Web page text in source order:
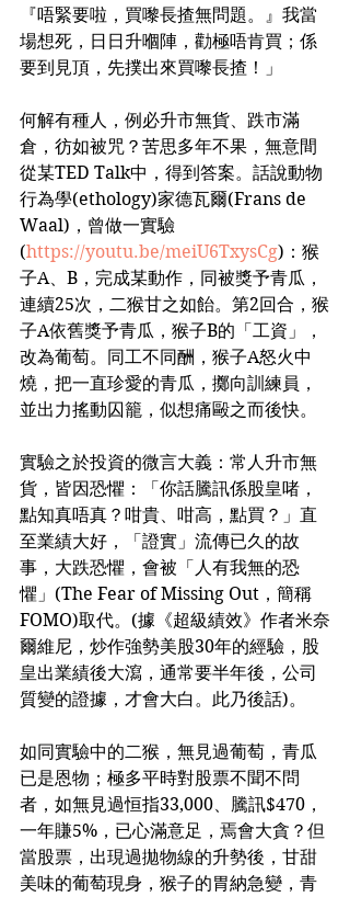
『唔緊要啦，買嚟長揸無問題。』我當
場想死，日日升嗰陣，勸極唔肯買；係
要到見頂，先撲出來買嚟長揸！」
何解有種人，例必升市無貨、跌市滿
倉，彷如被咒？苦思多年不果，無意間
從某TED Talk中，得到答案。話說動物
行為學(ethology)家德瓦爾(Frans de
Waal)，曾做一實驗
(https://youtu.be/meiU6TxysCg)：猴
子A、B，完成某動作，同被獎予青瓜，
連續25次，二猴甘之如飴。第2回合，猴
子A依舊獎予青瓜，猴子B的「工資」，
改為葡萄。同工不同酬，猴子A怒火中
燒，把一直珍愛的青瓜，擲向訓練員，
並出力搖動囚籠，似想痛毆之而後快。
實驗之於投資的微言大義：常人升市無
貨，皆因恐懼：「你話騰訊係股皇啫，
點知真唔真？咁貴、咁高，點買？」直
至業績大好，「證實」流傳已久的故
事，大跌恐懼，會被「人有我無的恐
懼」(The Fear of Missing Out，簡稱
FOMO)取代。(據《超級績效》作者米奈
爾維尼，炒作強勢美股30年的經驗，股
皇出業績後大瀉，通常要半年後，公司
質變的證據，才會大白。此乃後話)。
如同實驗中的二猴，無見過葡萄，青瓜
已是恩物；極多平時對股票不聞不問
者，如無見過恒指33,000、騰訊$470，
一年賺5%，已心滿意足，焉會大貪？但
當股票，出現過拋物線的升勢後，甘甜
美味的葡萄現身，猴子的胃納急變，青